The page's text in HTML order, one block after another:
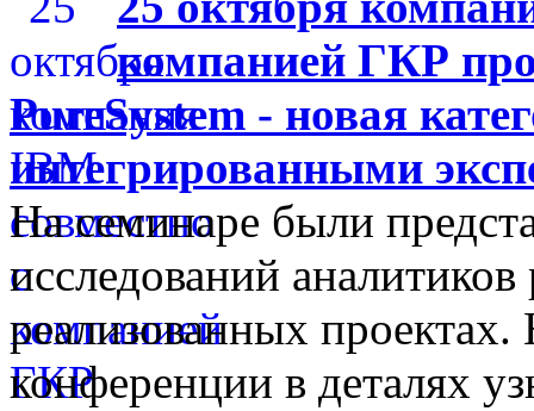
компанией ГКР
PureSystem - новая
интегрированными
На семинаре были
исследований
реализованных
конференции в деталях